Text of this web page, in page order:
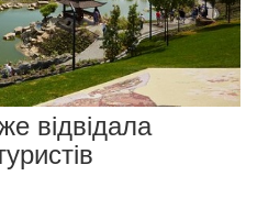
відвідала